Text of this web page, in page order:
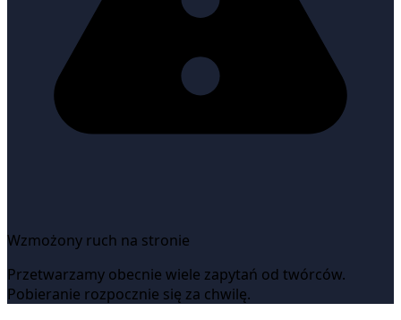
Wzmożony ruch na stronie
Przetwarzamy obecnie wiele zapytań od twórców.
Pobieranie rozpocznie się za chwilę.